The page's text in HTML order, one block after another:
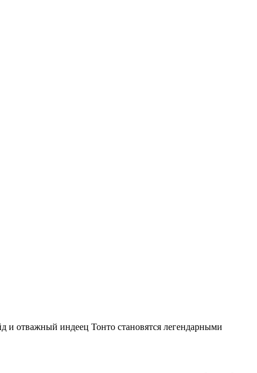
и отважный индеец Тонто становятся легендарными